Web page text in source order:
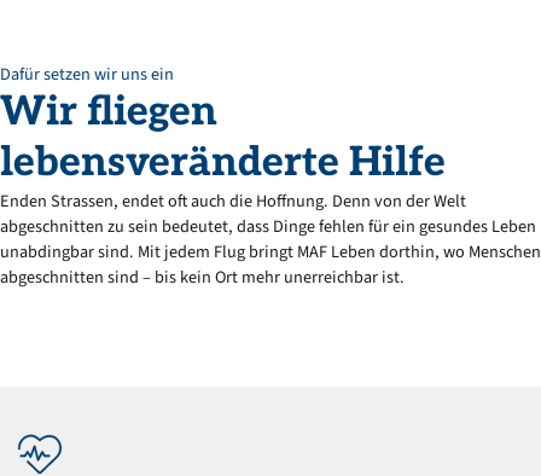
Dafür setzen wir uns ein
Wir fliegen
lebensveränderte Hilfe
Enden Strassen, endet oft auch die Hoffnung. Denn von der Welt
abgeschnitten zu sein bedeutet, dass Dinge fehlen für ein gesundes Leben
unabdingbar sind. Mit jedem Flug bringt MAF Leben dorthin, wo Menschen
abgeschnitten sind – bis kein Ort mehr unerreichbar ist.